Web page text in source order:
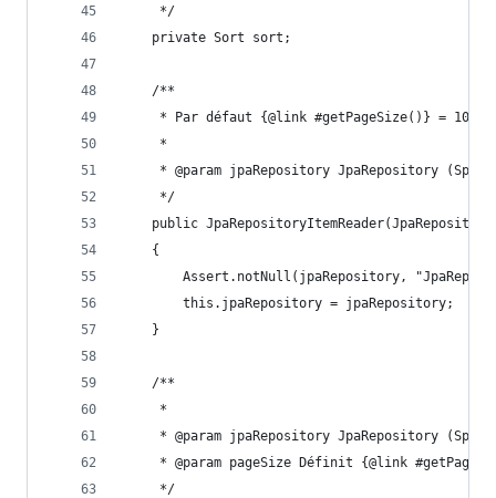
     */
    private Sort sort;
    /**
     * Par défaut {@link #getPageSize()} = 10.
     *
* @param jpaRepository JpaRepository
     */
public
    {
Assert.notNull(jpaRepository,
        this.jpaRepository = jpaRepository;
    }
    /**
     *
* @param jpaRepository JpaRepository
* @param pageSize Définit {@link
     */